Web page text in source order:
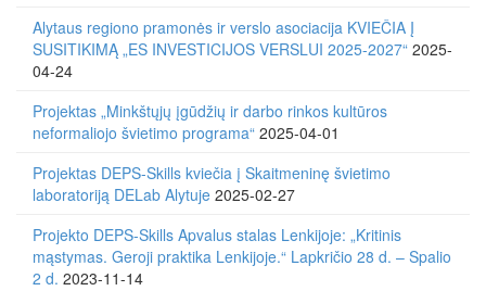
Alytaus regiono pramonės ir verslo asociacija KVIEČIA Į
SUSITIKIMĄ „ES INVESTICIJOS VERSLUI 2025-2027“ 2025-
04-24
Projektas „Minkštųjų įgūdžių ir darbo rinkos kultūros
neformaliojo švietimo programa“ 2025-04-01
Projektas DEPS-Skills kviečia į Skaitmeninę švietimo
laboratoriją DELab Alytuje 2025-02-27
Projekto DEPS-Skills Apvalus stalas Lenkijoje: „Kritinis
mąstymas. Geroji praktika Lenkijoje.“ Lapkričio 28 d. – Spalio
2 d. 2023-11-14